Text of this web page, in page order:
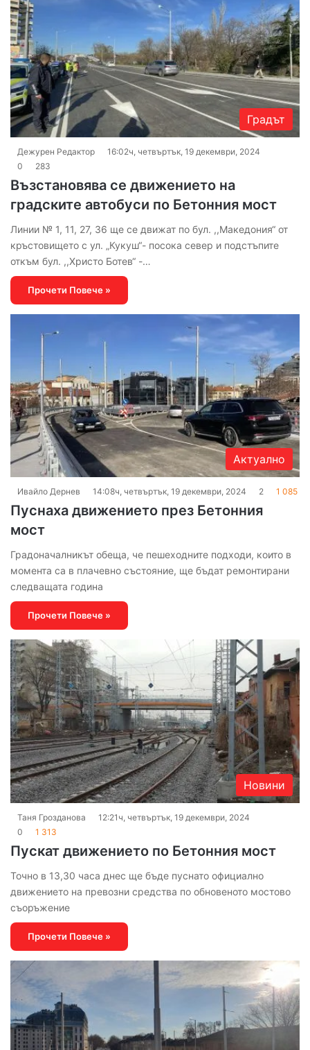
Градът
Дежурен Редактор
16:02ч, четвъртък, 19 декември, 2024
0
283
Възстановява се движението на
градските автобуси по Бетонния мост
Линии № 1, 11, 27, 36 ще се движат по бул. ,,Македония“ от
кръстовището с ул. „Кукуш“- посока север и подстъпите
откъм бул. ,,Христо Ботев“ -…
Прочети Повече »
Актуално
Ивайло Дернев 14:08ч, четвъртък, 19 декември, 2024 2 1 085
Пуснаха движението през Бетонния
мост
Градоначалникът обеща, че пешеходните подходи, които в
момента са в плачевно състояние, ще бъдат ремонтирани
следващата година
Прочети Повече »
Новини
Таня Грозданова
12:21ч, четвъртък, 19 декември, 2024
0
1 313
Пускат движението по Бетонния мост
Точно в 13,30 часа днес ще бъде пуснато официално
движението на превозни средства по обновеното мостово
съоръжение
Прочети Повече »